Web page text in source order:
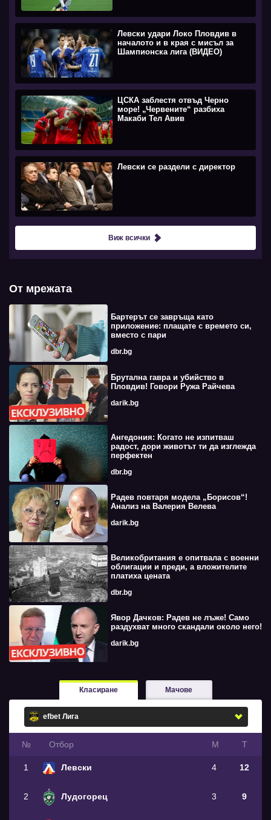
Левски удари Локо Пловдив в
началото и в края с мисъл за
Шампионска лига (ВИДЕО)
ЦСКА заблестя отвъд Черно
море! „Червените“ разбиха
Макаби Тел Авив
Левски се раздели с директор
Виж всички
От мрежата
Бартерът се завръща като
приложение: плащате с времето си,
вместо с пари
dbr.bg
Брутална гавра и убийство в
Пловдив! Говори Ружа Райчева
darik.bg
Ангедония: Когато не изпитваш
радост, дори животът ти да изглежда
перфектен
dbr.bg
Радев повтаря модела „Борисов“!
Анализ на Валерия Велева
darik.bg
Великобритания е опитвала с военни
облигации и преди, а вложителите
платиха цената
dbr.bg
Явор Дачков: Радев не лъже! Само
раздухват много скандали около него!
darik.bg
Класиране Мачове
№ Oтбор М Т
1 Левски 4 12
2 Лудогорец 3 9